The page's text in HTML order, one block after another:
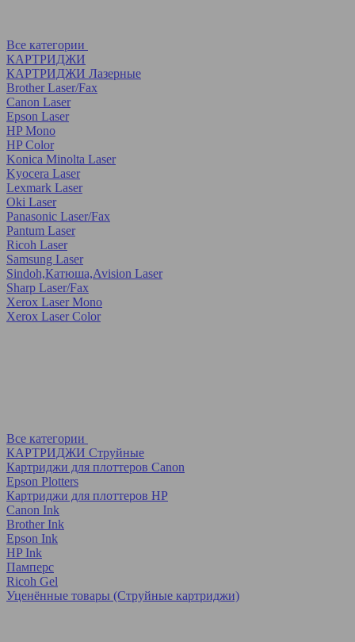
Все категории
КАРТРИДЖИ
КАРТРИДЖИ Лазерные
Brother Laser/Fax
Canon Laser
Epson Laser
HP Mono
HP Color
Konica Minolta Laser
Kyocera Laser
Lexmark Laser
Oki Laser
Panasonic Laser/Fax
Pantum Laser
Ricoh Laser
Samsung Laser
Sindoh,Катюша,Avision Laser
Sharp Laser/Fax
Xerox Laser Mono
Xerox Laser Color
Все категории
КАРТРИДЖИ Струйные
Картриджи для плоттеров Canon
Epson Plotters
Картриджи для плоттеров HP
Canon Ink
Brother Ink
Epson Ink
HP Ink
Памперс
Ricoh Gel
Уценённые товары (Струйные картриджи)